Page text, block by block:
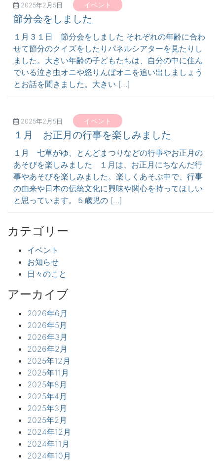
2025年2月5日 イベント
節分会をしました
１月３１日 節分会をしました それぞれの年齢に合わ
せて節分のクイズをしたりパネルシアターを見たりし
ました。大きい年齢の子どもたちは、自分の中に住ん
でいる泣き虫オニや怒りんぼオニを追い出しましょう
とお話を聞きました。大きい […]
2025年2月5日 イベント
１月 お正月の行事を楽しみました
１月 七草がゆ、とんどまつりなどの行事やお正月の
あそびを楽しみました １月は、お正月にちなんだ行
事やあそびを楽しみました。楽しくあそぶ中で、行事
の由来や日本の伝統文化に興味や関心を持ってほしい
と思っています。５歳児の […]
カテゴリー
イベント
お知らせ
日々のこと
アーカイブ
2026年6月
2026年5月
2026年3月
2026年2月
2025年12月
2025年11月
2025年8月
2025年4月
2025年3月
2025年2月
2024年12月
2024年11月
2024年10月